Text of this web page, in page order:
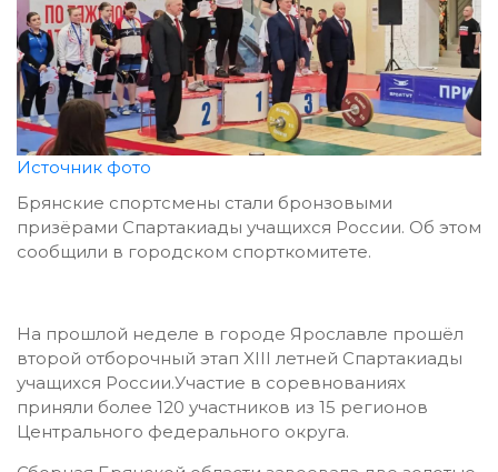
Источник фото
Брянские спортсмены стали бронзовыми
призёрами Спартакиады учащихся России. Об этом
сообщили в городском спорткомитете.
На прошлой неделе в городе Ярославле прошёл
второй отборочный этап XIII летней Спартакиады
учащихся России.Участие в соревнованиях
приняли более 120 участников из 15 регионов
Центрального федерального округа.